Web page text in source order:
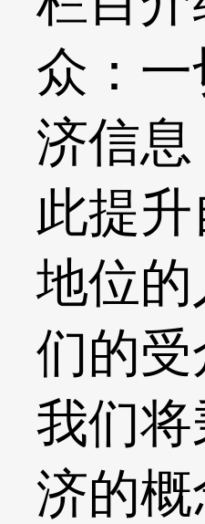
众：
济信
此提
地位
们的
我们
济的